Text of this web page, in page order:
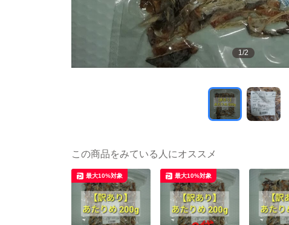
1/2
この商品をみている人にオススメ
最大10%対象 最大10%対象